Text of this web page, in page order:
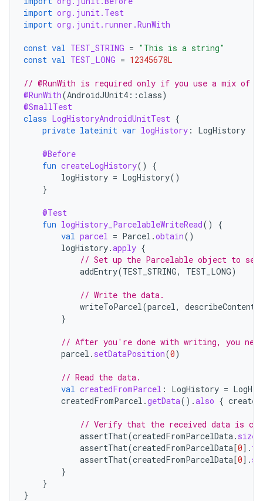
import org.junit.Test
import org.junit.runner.RunWith
const val TEST_STRING = "This is a string"
const val TEST_LONG = 12345678L
// @RunWith is required only if you use a mix of
@RunWith(AndroidJUnit4 ::class)
@SmallTest
class LogHistoryAndroidUnitTest {
private lateinit var logHistory : LogHistory
@Before
fun createLogHistory()
{
logHistory = LogHistory()
}
@Test
fun logHistory_ParcelableWriteRead()
{
val parcel = Parcel .obtain()
logHistory.apply {
// Set up the Parcelable object to
addEntry(TEST_STRING, TEST_LONG)
// Write the data.
writeToParcel(parcel, describeContents
}
// After you're done with writing, you
parcel . setDataPosition(0)
// Read the data.
val createdFromParcel : LogHistory =
createdFromParcel .getData().also {
// Verify that the received data is
assertThat(createdFromParcelData. size
assertThat(createdFromParcelData[0] .
assertThat(createdFromParcelData[0] .
}
}
}